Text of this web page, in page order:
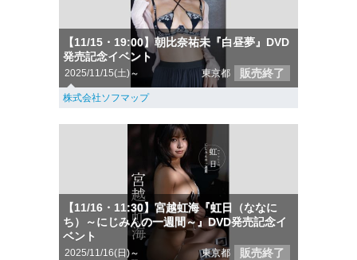
【11/15・19:00】朝比奈祐未『白昼夢』DVD
発売記念イベント
2025/11/15(土)～ 東京都 販売終了
株式会社ソフマップ
【11/16・11:30】宮越虹海『虹日（ななに
ち）～にじみんの一週間～』DVD発売記念イ
ベント
2025/11/16(日)～ 東京都 販売終了